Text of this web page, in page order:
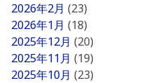
2026年2月 (23)
2026年1月 (18)
2025年12月 (20)
2025年11月 (19)
2025年10月 (23)